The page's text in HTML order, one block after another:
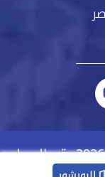
جميع الحقوق محفوظة نيو ستارت © 2026 رقم السجل